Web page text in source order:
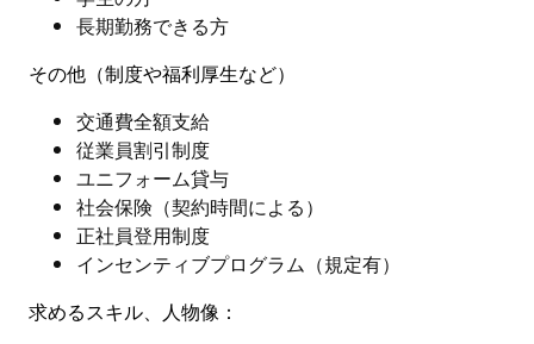
長期勤務できる方
その他（制度や福利厚生など）
交通費全額支給
従業員割引制度
ユニフォーム貸与
社会保険（契約時間による）
正社員登用制度
インセンティブプログラム（規定有）
求めるスキル、人物像：